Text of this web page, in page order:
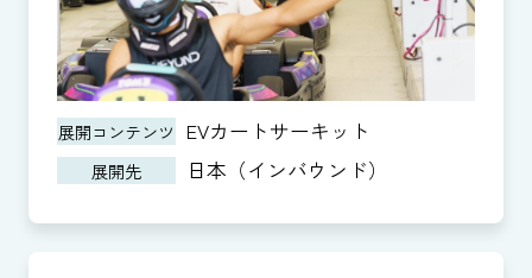
展開コンテンツ EVカートサーキット
展開先 日本（インバウンド）